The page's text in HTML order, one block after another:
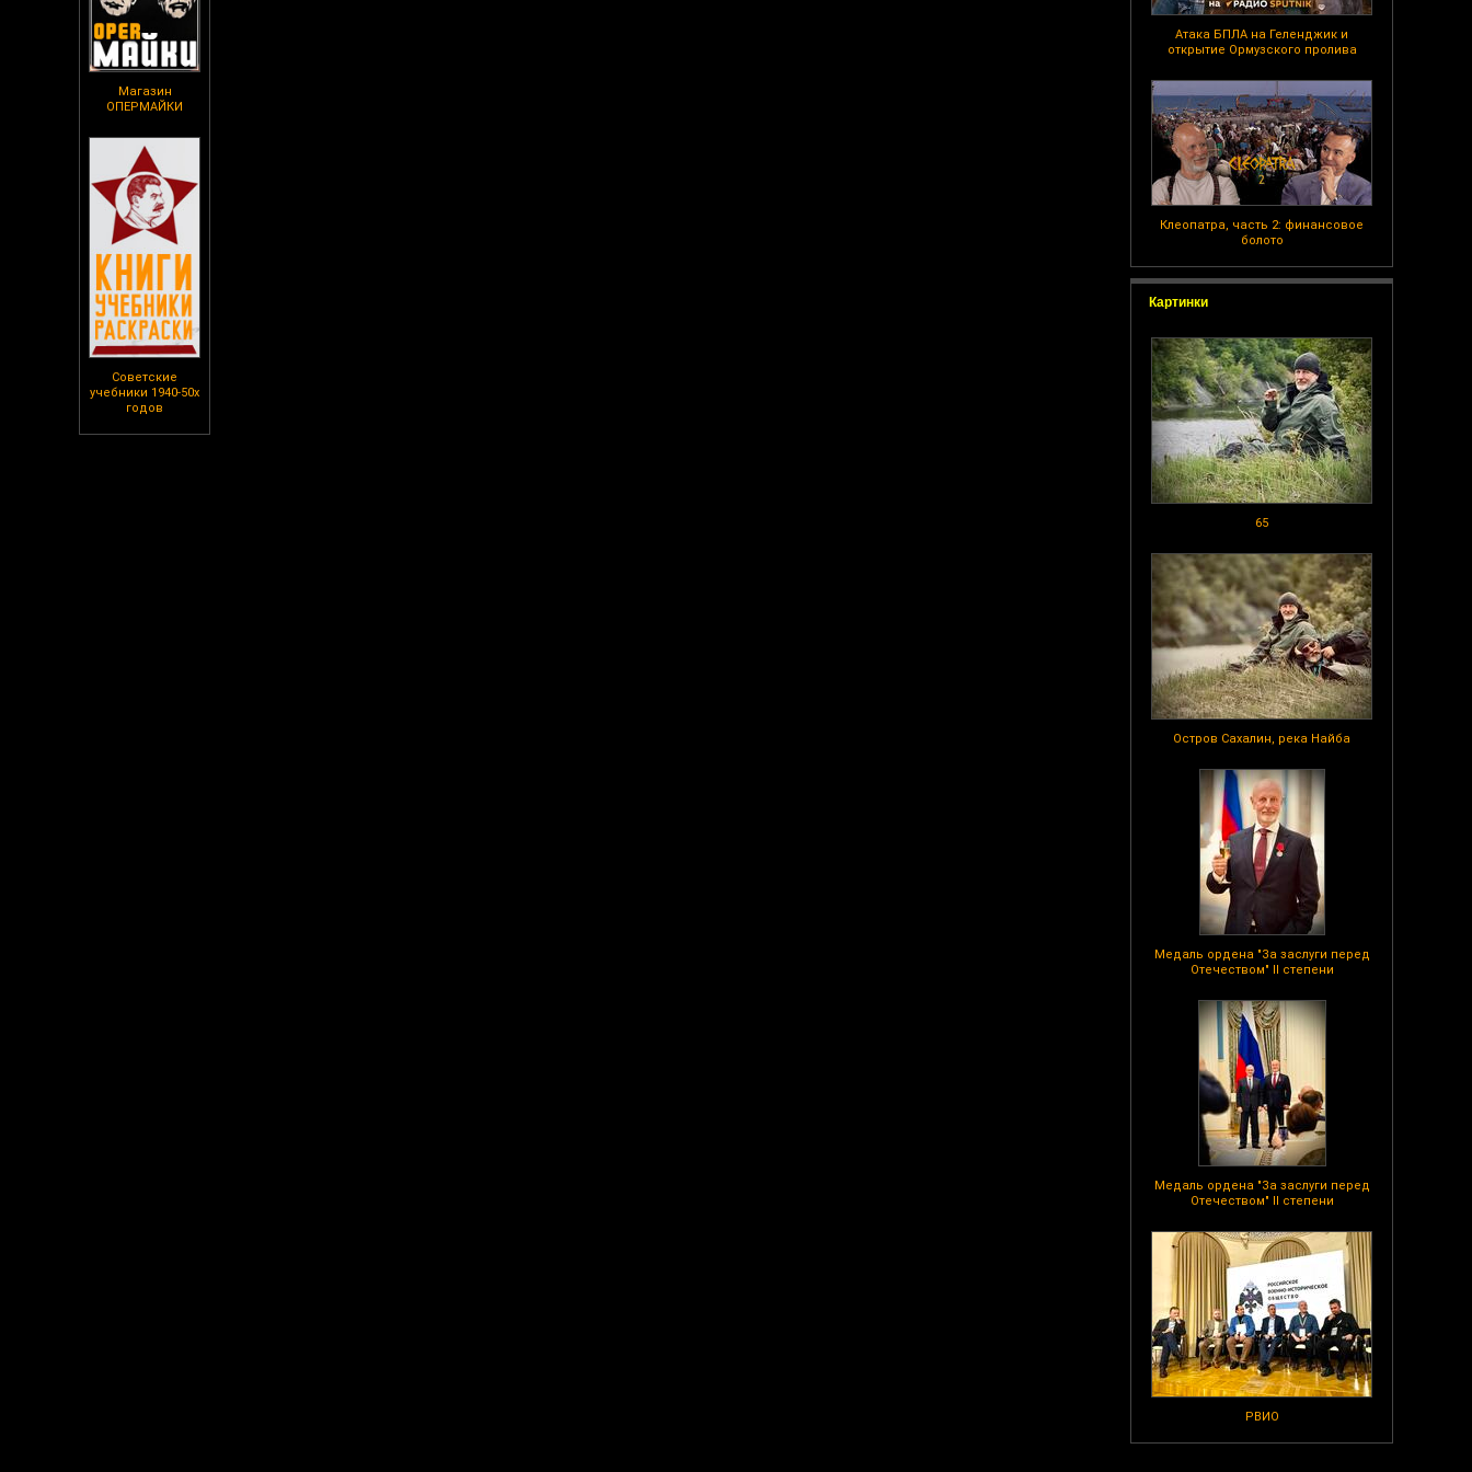
Магазин
ОПЕРМАЙКИ
Советские
учебники 1940-50х
годов
Атака БПЛА на Геленджик и
открытие Ормузского пролива
Клеопатра, часть 2: финансовое
болото
Картинки
65
Остров Сахалин, река Найба
Медаль ордена "За заслуги перед
Отечеством" II степени
Медаль ордена "За заслуги перед
Отечеством" II степени
РВИО